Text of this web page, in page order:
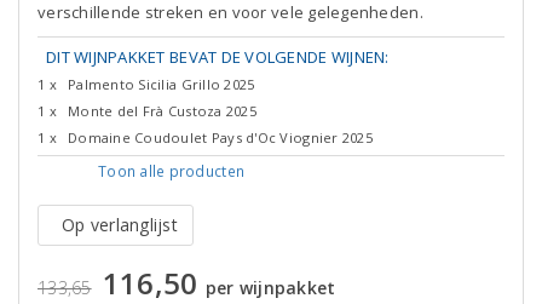
verschillende streken en voor vele gelegenheden.
DIT WIJNPAKKET BEVAT DE VOLGENDE WIJNEN:
1 x
Palmento Sicilia Grillo 2025
1 x
Monte del Frà Custoza 2025
1 x
Domaine Coudoulet Pays d'Oc Viognier 2025
Toon alle producten
Op verlanglijst
133,65 116,50 per wijnpakket